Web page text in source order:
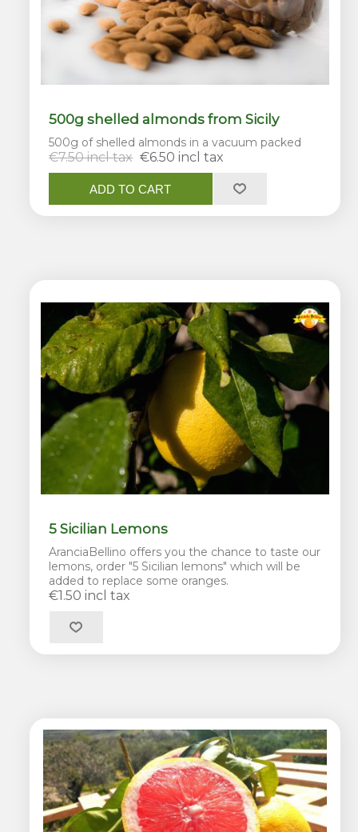
500g shelled almonds from Sicily
500g of shelled almonds in a vacuum packed
€7.50 incl tax €6.50 incl tax
ADD TO CART
5 Sicilian Lemons
AranciaBellino offers you the chance to taste our
lemons, order "5 Sicilian lemons" which will be
added to replace some oranges.
€1.50 incl tax